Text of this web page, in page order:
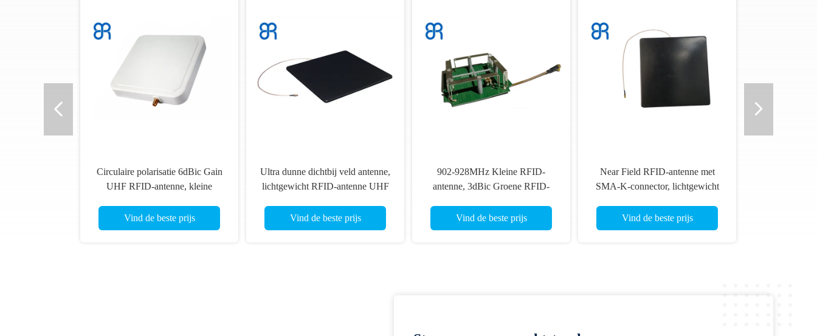
Circulaire polarisatie 6dBic Gain
UHF RFID-antenne, kleine
logistieke industrie
Vind de beste prijs
Ultra dunne dichtbij veld antenne,
lichtgewicht RFID-antenne UHF
juwelenhandel
Vind de beste prijs
902-928MHz Kleine RFID-
antenne, 3dBic Groene RFID-
Vind de beste prijs
Near Field RFID-antenne met
SMA-K-connector, lichtgewicht
installeren voor
juwelenbibliotheek
Vind de beste prijs